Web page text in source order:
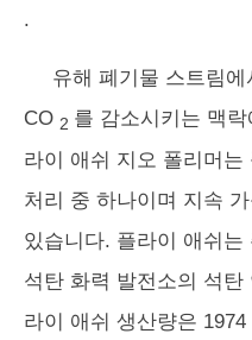
.
유해 폐기물 스트림
CO 2 를 감소시키는 맥
라이 애쉬 지오 폴리머
처리 중 하나이며 지속
있습니다. 플라이 애쉬
석탄 화력 발전소의 석
라이 애쉬 생산량은